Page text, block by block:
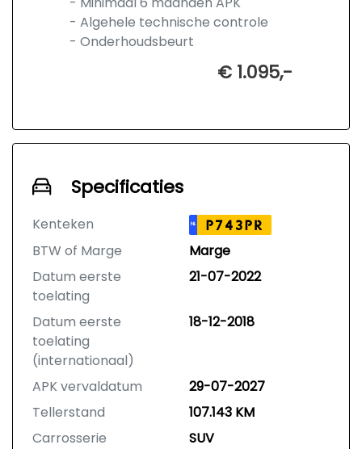
- Algehele technische controle
- Onderhoudsbeurt
€ 1.095,-
Specificaties
Kenteken NL P743PR
BTW of Marge
Marge
Datum eerste
toelating
21-07-2022
Datum eerste
toelating
(internationaal)
18-12-2018
APK vervaldatum
29-07-2027
Tellerstand
107.143 KM
Carrosserie
SUV